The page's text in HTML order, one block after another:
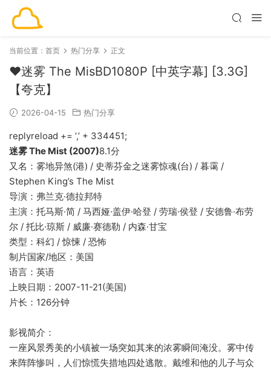
当前位置： 首页 热门分享 正文
❤️迷雾 The MisBD1080P [中英字幕] [3.3G]
【夸克】
2026-04-15 热门分享
replyreload += ‘,’ + 334451;
迷雾 The Mist (2007)8.1分
又名：雾地异煞(港) / 史蒂芬金之迷雾惊魂(台) / 暮霭 /
Stephen King’s The Mist
导演：弗兰克·德拉邦特
主演：托马斯·简 / 马西娅·盖伊·哈登 / 劳瑞·侯登 / 安德鲁·布劳
尔 / 托比·琼斯 / 威廉·赛德勒 / 内森·甘宝
类型：科幻 / 惊悚 / 恐怖
制片国家/地区：美国
语言：英语
上映日期：2007-11-21(美国)
片长：126分钟
影视简介：
一座风景秀美的小镇被一场突如其来的浓雾瞬间淹没。雾中传
来阵阵惨叫，人们惊慌失措地四处逃散。戴维和他的儿子与众